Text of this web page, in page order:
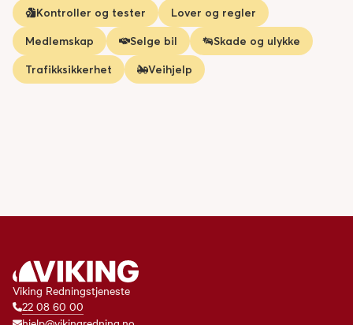
Kontroller og tester
Lover og regler
Medlemskap
Selge bil
Skade og ulykke
Trafikksikkerhet
Veihjelp
Viking Redningstjeneste
22 08 60 00